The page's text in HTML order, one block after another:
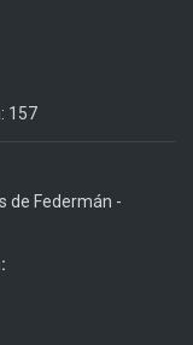
157
de Federmán -